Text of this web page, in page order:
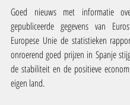
Goed nieuws met informatie
gepubliceerde gegevens van
Europese Unie de statistieken
onroerend goed prijzen in Spanje
de stabiliteit en de positieve
eigen land.